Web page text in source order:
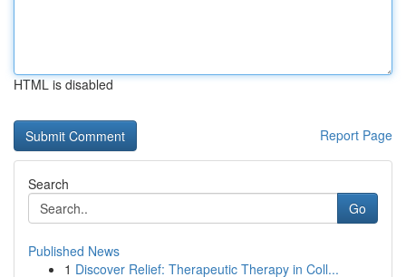
HTML is disabled
Report Page
Search
Go
Published News
1 Discover Relief: Therapeutic Therapy in Coll...